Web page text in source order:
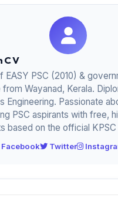
C V
EASY PSC (2010) &
Wayanad, Kerala.
Engineering. Passionate
PSC aspirants with free,
based on the official KPSC
Facebook Twitter